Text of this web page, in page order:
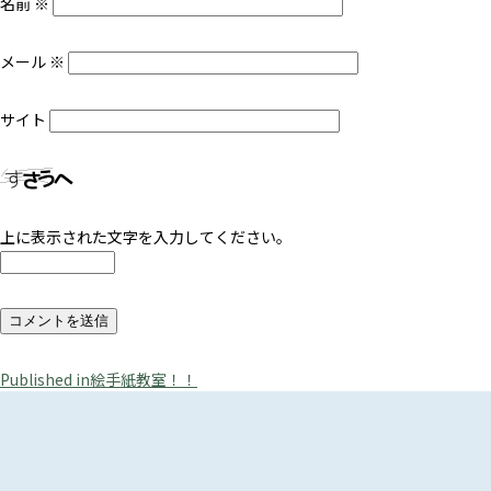
メール ※
サイト
上に表示された文字を入力してください。
投
Published in絵手紙教室！！